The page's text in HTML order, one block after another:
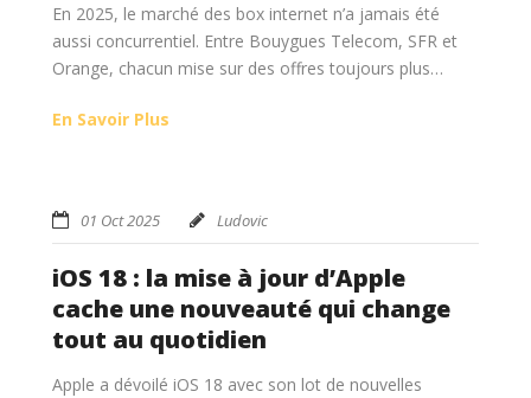
En 2025, le marché des box internet n’a jamais été
aussi concurrentiel. Entre Bouygues Telecom, SFR et
Orange, chacun mise sur des offres toujours plus…
En Savoir Plus
01 Oct 2025 Ludovic
iOS 18 : la mise à jour d’Apple
cache une nouveauté qui change
tout au quotidien
Apple a dévoilé iOS 18 avec son lot de nouvelles